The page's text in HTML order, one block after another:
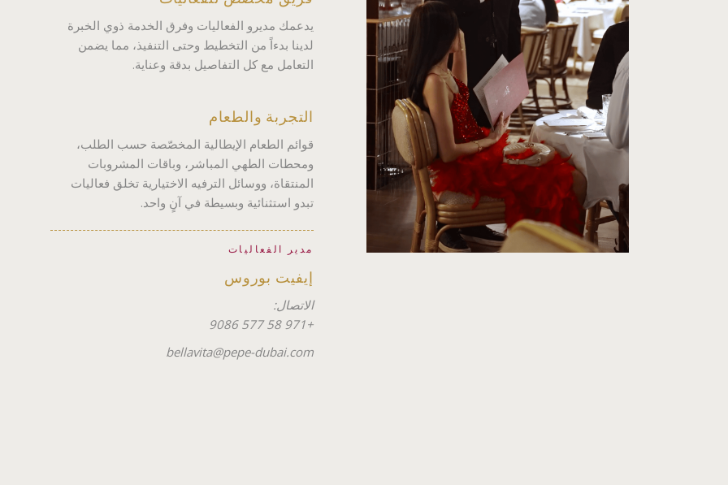
يدعمك مديرو الفعاليات وفرق الخدمة ذوي الخبرة
لدينا بدءاً من التخطيط وحتى التنفيذ، مما يضمن
التعامل مع كل التفاصيل بدقة وعناية.
التجربة والطعام
قوائم الطعام الإيطالية المخصّصة حسب الطلب،
ومحطات الطهي المباشر، وباقات المشروبات
المنتقاة، ووسائل الترفيه الاختيارية تخلق فعاليات
تبدو استثنائية وبسيطة في آنٍ واحد.
مدير الفعاليات
إيفيت بوروس
الاتصال:
+971 58 577 9086
bellavita@pepe-dubai.com